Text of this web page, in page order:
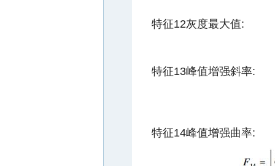
特征12灰度最大值:
特征13峰值增强斜率:
特征14峰值增强曲率: